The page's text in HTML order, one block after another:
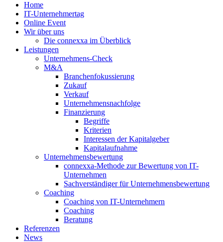
Home
IT-Unternehmertag
Online Event
Wir über uns
Die connexxa im Überblick
Leistungen
Unternehmens-Check
M&A
Branchenfokussierung
Zukauf
Verkauf
Unternehmensnachfolge
Finanzierung
Begriffe
Kriterien
Interessen der Kapitalgeber
Kapitalaufnahme
Unternehmensbewertung
connexxa-Methode zur Bewertung von IT-
Unternehmen
Sachverständiger für Unternehmensbewertung
Coaching
Coaching von IT-Unternehmern
Coaching
Beratung
Referenzen
News